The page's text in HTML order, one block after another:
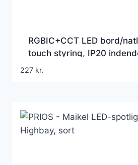
RGBIC+CCT LED bord/
touch styring, IP20
227 kr.